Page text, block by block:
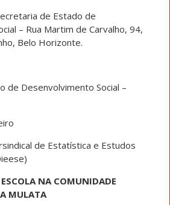
de Estado de
– Rua Martim de Carvalho, 94,
Belo Horizonte.
de Desenvolvimento Social –
de Estatística e Estudos
NA COMUNIDADE
MULATA